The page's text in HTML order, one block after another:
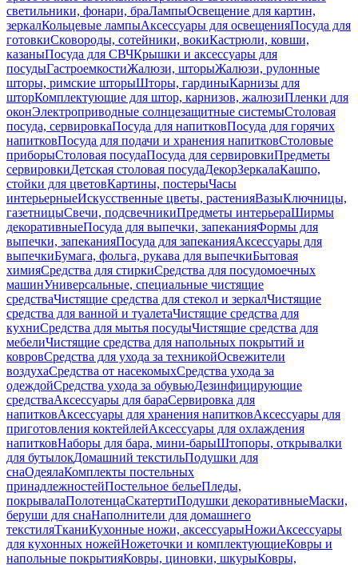
светильники, фонари, браЛампыОсвещение для картин,
зеркалКольцевые лампыАксессуары для освещенияПосуда для
готовкиСковороды, сотейники, вокиКастрюли, ковши,
казаныПосуда для СВЧКрышки и аксессуары для
посудыГастроемкостиЖалюзи, шторыЖалюзи, рулонные
шторы, римские шторыШторы, гардиныКарнизы для
шторКомплектующие для штор, карнизов, жалюзиПленки для
оконЭлектроприводные солнцезащитные системыСтоловая
посуда, сервировкаПосуда для напитковПосуда для горячих
напитковПосуда для подачи и хранения напитковСтоловые
приборыСтоловая посудаПосуда для сервировкиПредметы
сервировкиДетская столовая посудаДекорЗеркалаКашпо,
стойки для цветовКартины, постерыЧасы
интерьерныеИскусственные цветы, растенияВазыКлючницы,
газетницыСвечи, подсвечникиПредметы интерьераШирмы
декоративныеПосуда для выпечки, запеканияФормы для
выпечки, запеканияПосуда для запеканияАксессуары для
выпечкиБумага, фольга, рукава для выпечкиБытовая
химияСредства для стиркиСредства для посудомоечных
машинУниверсальные, специальные чистящие
средстваЧистящие средства для стекол и зеркалЧистящие
средства для ванной и туалетаЧистящие средства для
кухниСредства для мытья посудыЧистящие средства для
мебелиЧистящие средства для напольных покрытий и
ковровСредства для ухода за техникойОсвежители
воздухаСредства от насекомыхСредства ухода за
одеждойСредства ухода за обувьюДезинфицирующие
средстваАксессуары для бараСервировка для
напитковАксессуары для хранения напитковАксессуары для
приготовления коктейлейАксессуары для охлаждения
напитковНаборы для бара, мини-барыШтопоры, открывалки
для бутылокДомашний текстильПодушки для
снаОдеялаКомплекты постельных
принадлежностейПостельное бельеПледы,
покрывалаПолотенцаСкатертиПодушки декоративныеМаски,
беруши для снаНаполнители для домашнего
текстиляТканиКухонные ножи, аксессуарыНожиАксессуары
для кухонных ножейНожеточки и комплектующиеКовры и
напольные покрытияКовры, циновки, шкурыКовры,